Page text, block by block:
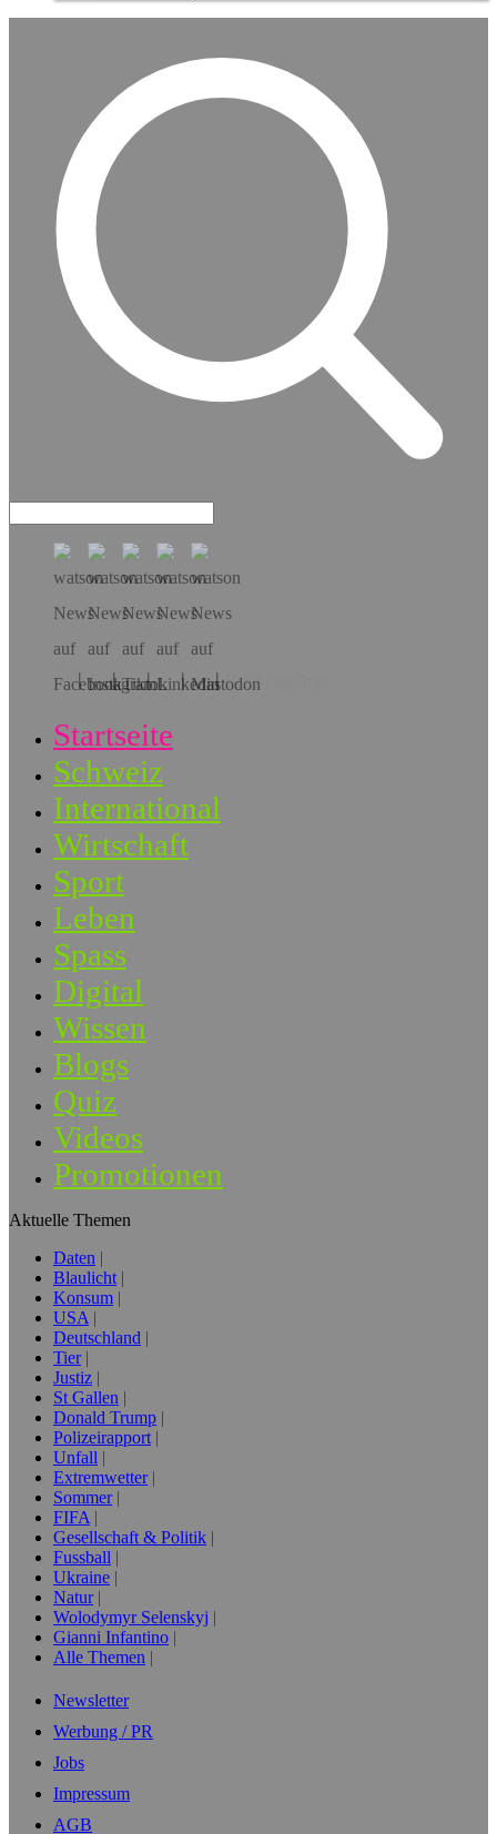
Hol dir die App!
Startseite
Schweiz
International
Wirtschaft
Sport
Leben
Spass
Digital
Wissen
Blogs
Quiz
Videos
Promotionen
Aktuelle Themen
Daten
Blaulicht
Konsum
USA
Deutschland
Tier
Justiz
St Gallen
Donald Trump
Polizeirapport
Unfall
Extremwetter
Sommer
FIFA
Gesellschaft & Politik
Fussball
Ukraine
Natur
Wolodymyr Selenskyj
Gianni Infantino
Alle Themen
Newsletter
Werbung / PR
Jobs
Impressum
AGB